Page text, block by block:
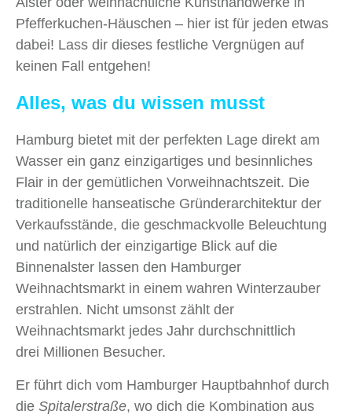
Pfefferkuchen-Häuschen – hier ist für jeden etwas
dabei! Lass dir dieses festliche Vergnügen auf
keinen Fall entgehen!
Alles, was du wissen musst
Hamburg bietet mit der perfekten Lage direkt am
Wasser ein ganz einzigartiges und besinnliches
Flair in der gemütlichen Vorweihnachtszeit. Die
traditionelle hanseatische Gründerarchitektur der
Verkaufsstände, die geschmackvolle Beleuchtung
und natürlich der einzigartige Blick auf die
Binnenalster lassen den Hamburger
Weihnachtsmarkt in einem wahren Winterzauber
erstrahlen. Nicht umsonst zählt der
Weihnachtsmarkt jedes Jahr durchschnittlich
drei Millionen Besucher.
Er führt dich vom Hamburger Hauptbahnhof durch
die Spitalerstraße, wo dich die Kombination aus